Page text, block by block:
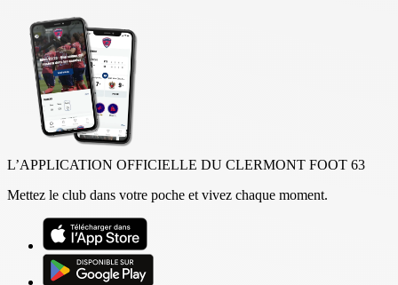
L’APPLICATION OFFICIELLE DU CLERMONT FOOT 63
Mettez le club dans votre poche et vivez chaque moment.